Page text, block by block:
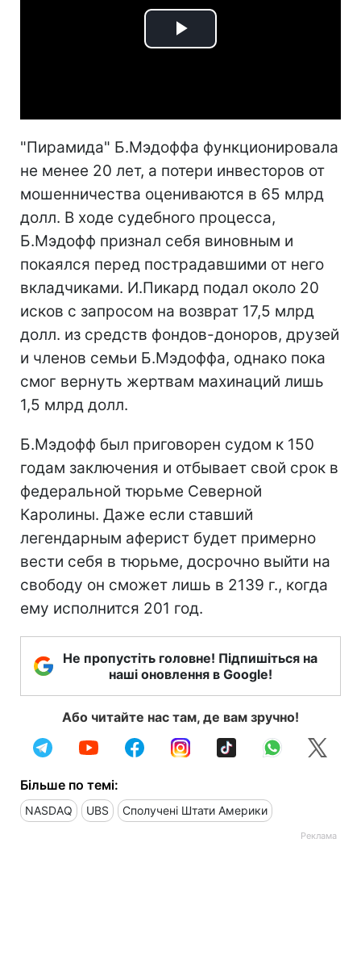
Play
"Пирамида" Б.Мэдоффа функционировала
не менее 20 лет, а потери инвесторов от
мошенничества оцениваются в 65 млрд
долл. В ходе судебного процесса,
Б.Мэдофф признал себя виновным и
покаялся перед пострадавшими от него
вкладчиками. И.Пикард подал около 20
исков с запросом на возврат 17,5 млрд
долл. из средств фондов-доноров, друзей
и членов семьи Б.Мэдоффа, однако пока
смог вернуть жертвам махинаций лишь
1,5 млрд долл.
Б.Мэдофф был приговорен судом к 150
годам заключения и отбывает свой срок в
федеральной тюрьме Северной
Каролины. Даже если ставший
легендарным аферист будет примерно
вести себя в тюрьме, досрочно выйти на
свободу он сможет лишь в 2139 г., когда
ему исполнится 201 год.
Не пропустіть головне! Підпишіться на
наші оновлення в Google!
Або читайте нас там, де вам зручно!
Більше по темі:
NASDAQ UBS Сполучені Штати Америки